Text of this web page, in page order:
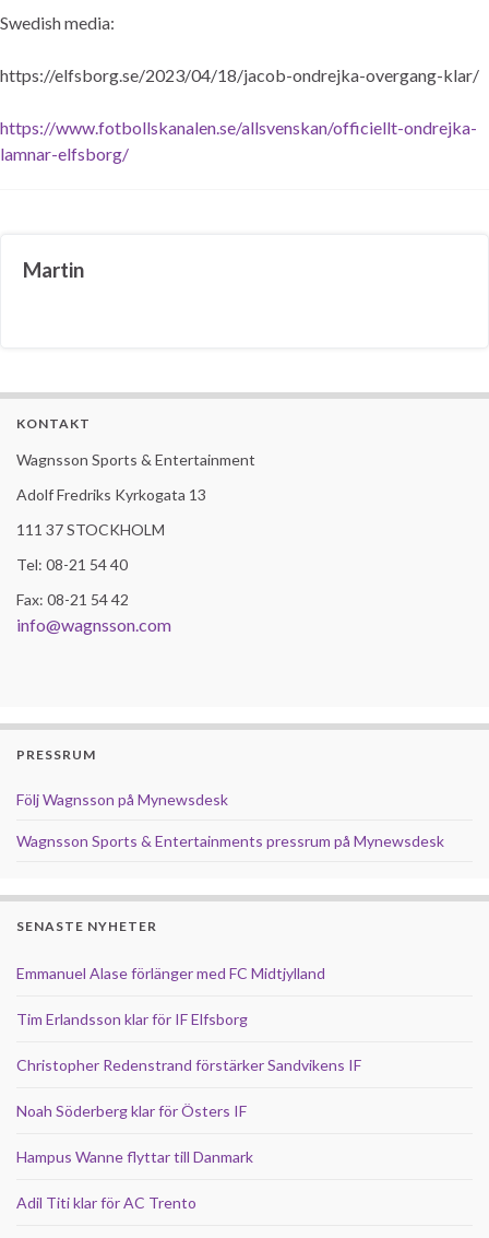
Swedish media:
https://elfsborg.se/2023/04/18/jacob-ondrejka-overgang-klar/
https://www.fotbollskanalen.se/allsvenskan/officiellt-ondrejka-
lamnar-elfsborg/
Martin
KONTAKT
Wagnsson Sports & Entertainment
Adolf Fredriks Kyrkogata 13
111 37 STOCKHOLM
Tel: 08-21 54 40
Fax: 08-21 54 42
info@wagnsson.com
PRESSRUM
Följ Wagnsson på Mynewsdesk
Wagnsson Sports & Entertainments pressrum på Mynewsdesk
SENASTE NYHETER
Emmanuel Alase förlänger med FC Midtjylland
Tim Erlandsson klar för IF Elfsborg
Christopher Redenstrand förstärker Sandvikens IF
Noah Söderberg klar för Östers IF
Hampus Wanne flyttar till Danmark
Adil Titi klar för AC Trento